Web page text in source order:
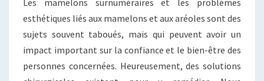
Les mamelons surnuméraires et les problèmes
esthétiques liés aux mamelons et aux aréoles sont des
sujets souvent taboués, mais qui peuvent avoir un
impact important sur la confiance et le bien-être des
personnes concernées. Heureusement, des solutions